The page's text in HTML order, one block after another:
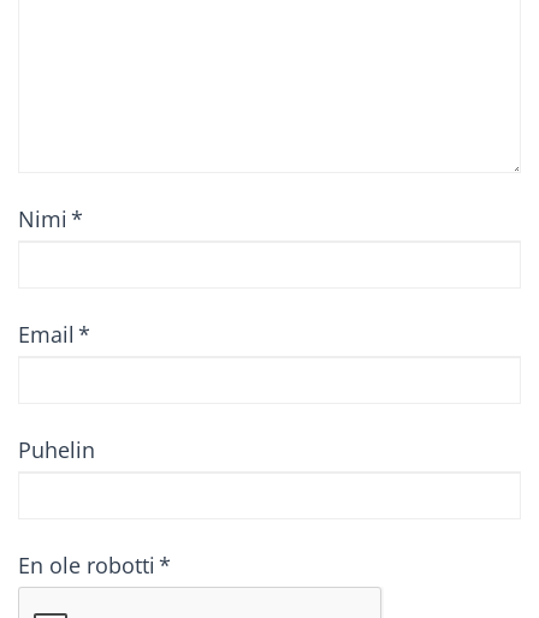
Nimi *
Email *
Puhelin
En ole robotti *